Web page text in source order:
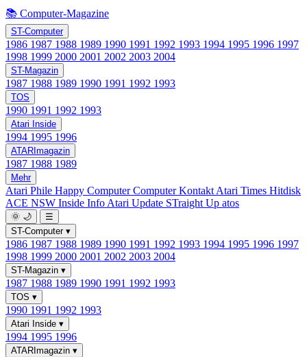
📚 Computer-Magazine
ST-Computer
1986 1987 1988 1989 1990 1991 1992 1993 1994 1995 1996 1997
1998 1999 2000 2001 2002 2003 2004
ST-Magazin
1987 1988 1989 1990 1991 1992 1993
TOS
1990 1991 1992 1993
Atari Inside
1994 1995 1996
ATARImagazin
1987 1988 1989
Mehr
Atari Phile Happy ComputerComputer Kontakt Atari Times Hitdisk
ACE NSW Inside Info Atari Update STraight Up atos
🌞 🌙
☰
ST-Computer ▾
1986 1987 1988 1989 1990 1991 1992 1993 1994 1995 1996 1997
1998 1999 2000 2001 2002 2003 2004
ST-Magazin ▾
1987 1988 1989 1990 1991 1992 1993
TOS ▾
1990 1991 1992 1993
Atari Inside ▾
1994 1995 1996
ATARImagazin ▾